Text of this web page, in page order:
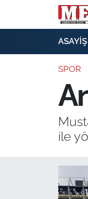
ASAYİŞ
SPOR
ile
E-GAZETE
SİYASET
GÜNDEM
EKONOMİ
SAĞLIK